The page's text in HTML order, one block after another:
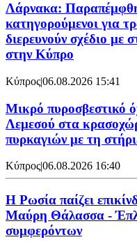
Λάρνακα:
κατηγορούμενοι για
διερευνούν σχέδιο με
στην Κύπρο
Κύπρος|06.08.2026 15:41
Μικρό πυροσβεστικό
Λεμεσού στα
πυρκαγιών με τη
Κύπρος|06.08.2026 16:40
Η Ρωσία παίζει
Μαύρη Θάλασσα -
συμφερόντων